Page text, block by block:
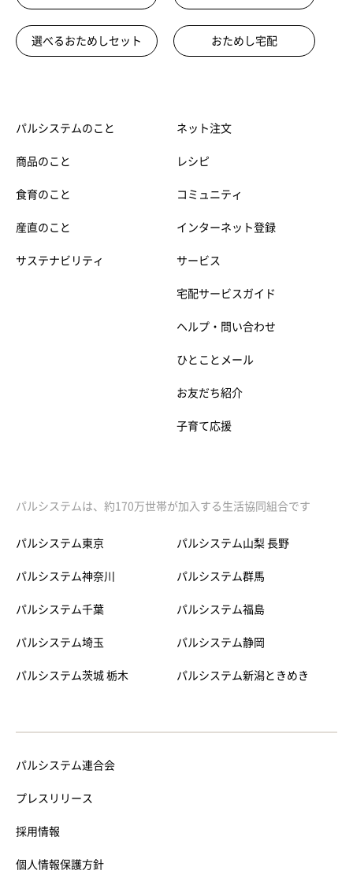
選べるおためしセット おためし宅配
パルシステムのこと
商品のこと
食育のこと
産直のこと
サステナビリティ
ネット注文
レシピ
コミュニティ
インターネット登録
サービス
宅配サービスガイド
ヘルプ・問い合わせ
ひとことメール
お友だち紹介
子育て応援
パルシステムは、約170万世帯が加入する生活協同組合です
パルシステム東京
パルシステム神奈川
パルシステム千葉
パルシステム埼玉
パルシステム茨城 栃木
パルシステム山梨 長野
パルシステム群馬
パルシステム福島
パルシステム静岡
パルシステム新潟ときめき
パルシステム連合会
プレスリリース
採用情報
個人情報保護方針